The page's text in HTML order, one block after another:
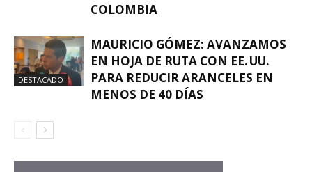
COLOMBIA
DESTACADO
MAURICIO GÓMEZ: AVANZAMOS
EN HOJA DE RUTA CON EE. UU.
PARA REDUCIR ARANCELES EN
MENOS DE 40 DÍAS